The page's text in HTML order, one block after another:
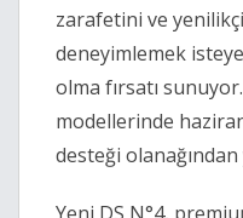
zarafetini ve
deneyimlemek
olma fırsatı
modellerinde haziran
desteği